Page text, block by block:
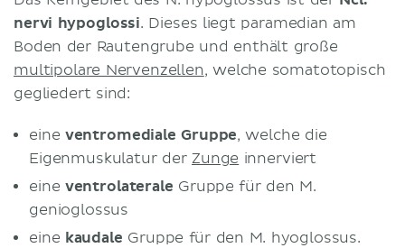
nervi hypoglossi. Dieses liegt paramedian am
Boden der Rautengrube und enthält große
multipolare Nervenzellen, welche somatotopisch
gegliedert sind:
eine ventromediale Gruppe, welche die
Eigenmuskulatur der Zunge innerviert
eine ventrolaterale Gruppe für den M.
genioglossus
eine kaudale Gruppe für den M. hyoglossus.